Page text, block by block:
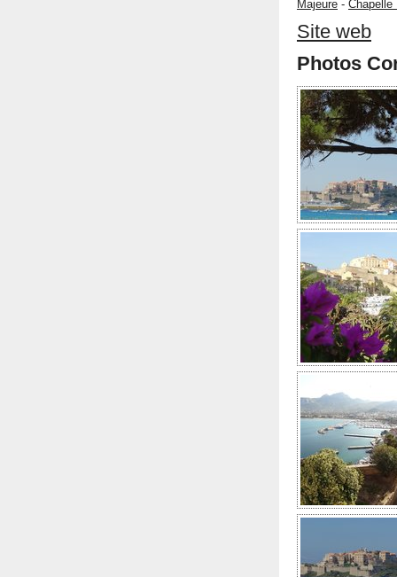
Majeure - Chapelle
Site web
Photos